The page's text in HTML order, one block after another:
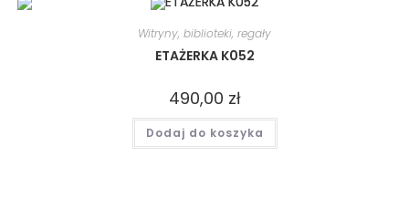
Witryny, biblioteki, regały
ETAŻERKA K052
490,00 zł
Dodaj do koszyka